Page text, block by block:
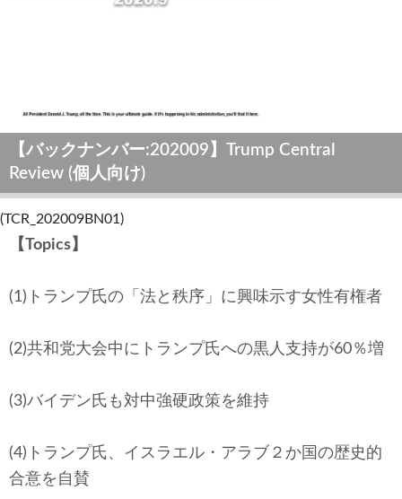
ビジネス・経済
税制・予算
エネルギー・環境
サイバーセキュリティ―
テクノロジー
コメンタリー
社説
ビル・ガーツ
【バックナンバー:202009】Trump Central
Review (個人向け)
(TCR_202009BN01)
【Topics】
(1)トランプ氏の「法と秩序」に興味示す女性有権者
(2)共和党大会中にトランプ氏への黒人支持が60％増
(3)バイデン氏も対中強硬政策を維持
(4)トランプ氏、イスラエル・アラブ２か国の歴史的
合意を自賛